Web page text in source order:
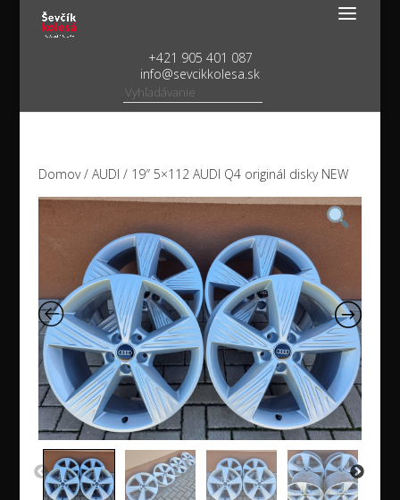
+421 905 401 087
info@sevcikkolesa.sk
Domov/ AUDI / 19″ 5×112 AUDI Q4 originál disky NEW